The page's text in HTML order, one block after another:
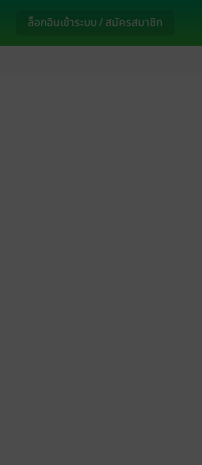
ล็อกอินเข้าระบบ / สมัครสมาชิก